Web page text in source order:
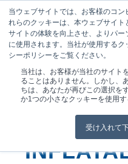
当ウェブサイトでは、お客様のコ
れらのクッキーは、本ウェブサイ
サイトの体験を向上させ、よりパ
に使用されます。当社が使用する
シーポリシーをご覧ください。
当社は、お客様が当社のサイト
ることはありません。しかし、
ちは、あなたが再びこの選択を
か1つの小さなクッキーを使用す
受け入れて
現在位置: ホーム /
CEFIL'AIR®セフィリア 膨張シー
ューマシール）